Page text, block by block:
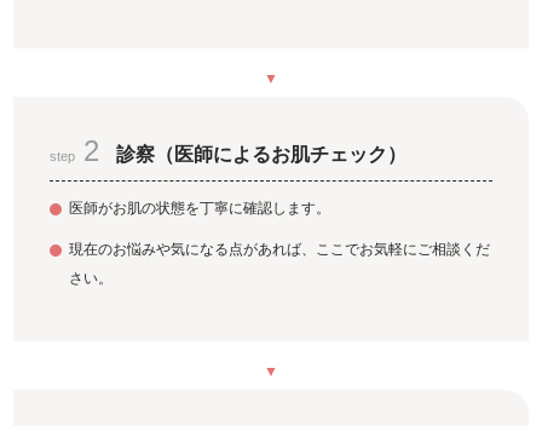
step 2 診察（医師によるお肌チェック）
医師がお肌の状態を丁寧に確認します。
現在のお悩みや気になる点があれば、ここでお気軽にご相談くだ
さい。